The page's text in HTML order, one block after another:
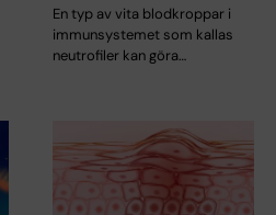
En typ av vita blodkroppar i
immunsystemet som kallas
neutrofiler kan göra…